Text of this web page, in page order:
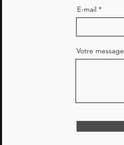
E-mail
Votre message